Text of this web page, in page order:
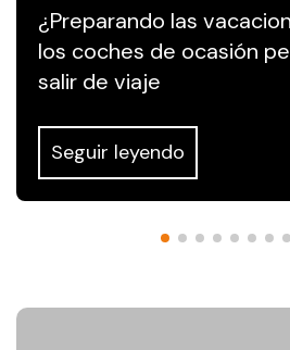
¿Preparando las
los coches de ocasión
salir de viaje
Seguir leyendo